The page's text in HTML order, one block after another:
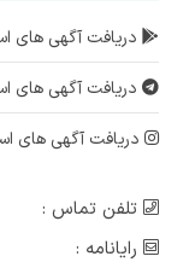
دریافت آگهی های
دریافت آگهی های
دریافت آگهی های
تلفن تماس :
رایانامه :